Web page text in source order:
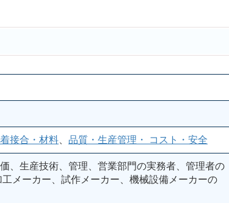
接合・材料 品質・生産管理・ コスト・安全
、生産技術、管理、営業部門の実務者、管理者の
メーカー、試作メーカー、機械設備メーカーの